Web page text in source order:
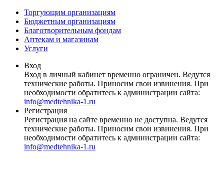
Торгующим организациям
Бюджетным организациям
Благотворительным фондам
Аптекам и магазинам
Услуги
Вход
Вход в личный кабинет временно ограничен. Ведутся
технические работы. Приносим свои извинения. При
необходимости обратитесь к администрации сайта:
info@medtehnika-1.ru
Регистрация
Регистрация на сайте временно не доступна. Ведутся
технические работы. Приносим свои извинения. При
необходимости обратитесь к администрации сайта:
info@medtehnika-1.ru